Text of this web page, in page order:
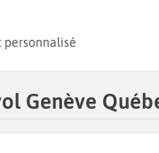
personnalisé
Genève